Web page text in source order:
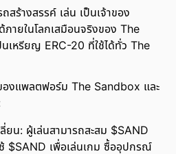
สร้างสรรค์ เล่น เป็นเจ้าของ
ายในโลกเสมือนจริงของ The
เหรียญ ERC-20 ที่ใช้ได้ทั่ว The
งแพลตฟอร์ม The Sandbox และ
ยน: ผู้เล่นสามารถสะสม $SAND
ช้ $SAND เพื่อเล่นเกม ซื้ออุปกรณ์